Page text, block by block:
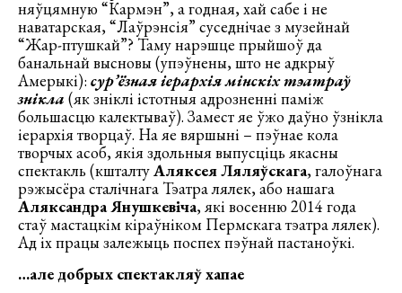
няўцямную “Кармэн”, а годная, хай сабе і не
наватарская, “Лаўрэнсія” суседнічае з музейнай
“Жар-птушкай”? Таму нарэшце прыйшоў да
банальнай высновы (упэўнены, што не адкрыў
Амерыкі): сур’ёзная іерархія мінскіх тэатраў
знікла (як зніклі істотныя адрозненні паміж
большасцю калектываў). Замест яе ўжо даўно ўзнікла
іерархія творцаў. На яе вяршыні – пэўнае кола
творчых асоб, якія здольныя выпусціць якасны
спектакль (кшталту Аляксея Ляляўскага, галоўнага
рэжысёра сталічнага Тэатра лялек, або нашага
Аляксандра Янушкевіча, які восенню 2014 года
стаў мастацкім кіраўніком Пермскага тэатра лялек).
Ад іх працы залежыць поспех пэўнай пастаноўкі.
…але добрых спектакляў хапае